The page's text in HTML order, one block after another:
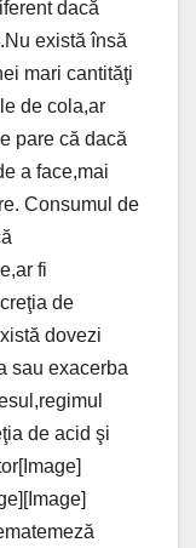
dacă
există însă
mari cantităţi
de cola,ar
pare că dacă
a face,mai
Consumul de
fi
de
dovezi
sau exacerba
de acid şi